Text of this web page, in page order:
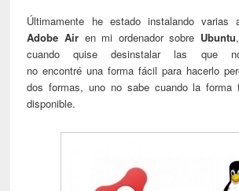
Últimamente he estado instalando varias
Adobe Air en mi ordenador sobre Ubuntu
cuando quise desinstalar las que
no encontré una forma fácil para hacerlo
dos formas, uno no sabe cuando la forma
disponible.